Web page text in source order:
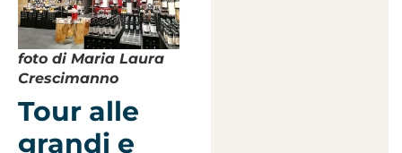
foto di Maria Laura
Crescimanno
Tour alle
grandi e